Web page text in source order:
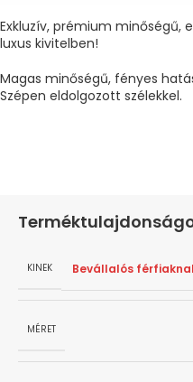
Exkluzív, prémium minőségű,
luxus kivitelben!
Magas minőségű, fényes
Szépen eldolgozott szélekkel.
KINEK Bevállalós
MÉRET